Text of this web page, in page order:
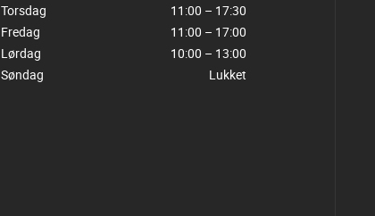
Torsdag
11:00 – 17:30
Fredag
11:00 – 17:00
Lørdag
10:00 – 13:00
Søndag
Lukket